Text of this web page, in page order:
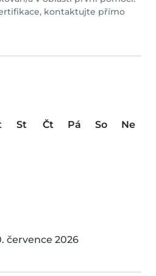
kontaktujte přímo
St Čt Pá So
Ne
července 2026